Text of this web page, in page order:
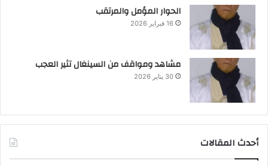
الحوار المؤمل والمرتقب
16 فبراير 2026
مشاهد ومواقف من السينغال تثير العجب
30 يناير 2026
أحدث المقالات